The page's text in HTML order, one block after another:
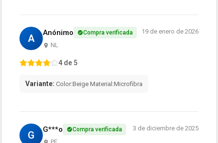
A Anónimo Compra verificada
NL
19 de enero de 2026
4 de 5
Variante: Color:Beige Material:Microfibra
G G***o Compra verificada 3 de diciembre de 2025